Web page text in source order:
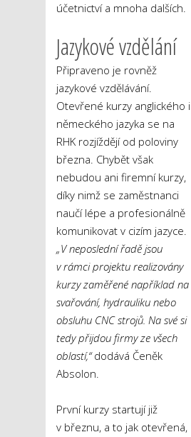
účetnictví a mnoha dalších.
Jazykové vzdělání
Připraveno je rovněž
jazykové vzdělávání.
Otevřené kurzy anglického i
německého jazyka se na
RHK rozjíždějí od poloviny
března. Chybět však
nebudou ani firemní kurzy,
díky nimž se zaměstnanci
naučí lépe a profesionálně
komunikovat v cizím jazyce.
„V neposlední řadě jsou
v rámci projektu realizovány
kurzy zaměřené například na
svařování, hydrauliku nebo
obsluhu CNC strojů. Na své si
tedy přijdou firmy ze všech
oblastí,“dodává Čeněk
Absolon.
První kurzy startují již
v březnu, a to jak otevřená,